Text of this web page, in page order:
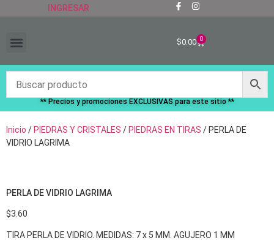
INGRESAR
$0.00 0
** Precios y promociones EXCLUSIVAS para este sitio **
Inicio / PIEDRAS Y CRISTALES / PIEDRAS EN TIRAS / PERLA DE
VIDRIO LAGRIMA
PERLA DE VIDRIO LAGRIMA
$3.60
TIRA PERLA DE VIDRIO. MEDIDAS: 7 x 5 MM. AGUJERO 1 MM